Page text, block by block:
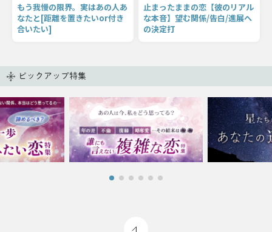
もう我慢の限界。実はあの人あ
なたと[距離を置きたいor付き
合いたい]
止まったままの恋【彼のリアル
な本音】望む関係/告白/進展へ
の決定打
ピックアップ特集